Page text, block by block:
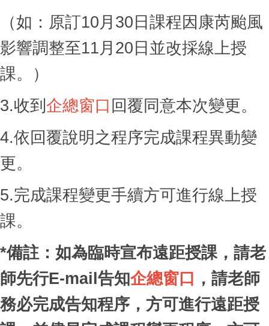
（如：原訂10月30日課程因康芮颱風
影響調整至11月20日並改採線上授
課。）
3.收到 企總窗口 回覆同意本次變更。
4.依回覆說明之程序完成課程異動變
更。
5.完成課程變更手續方可進行線上授
課。
*備註：如為臨時宣布遠距授課，請老
師先行E-mail告知企總窗口 ，請老師
務必完成告知程序，方可進行遠距授